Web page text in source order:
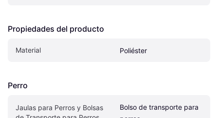
Propiedades del producto
Material Poliéster
Perro
Jaulas para Perros y Bolsas
Bolso de transporte para